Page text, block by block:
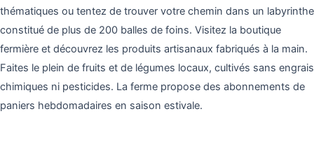
thématiques ou tentez de trouver votre chemin dans un labyrinthe
constitué de plus de 200 balles de foins. Visitez la boutique
fermière et découvrez les produits artisanaux fabriqués à la main.
Faites le plein de fruits et de légumes locaux, cultivés sans engrais
chimiques ni pesticides. La ferme propose des abonnements de
paniers hebdomadaires en saison estivale.